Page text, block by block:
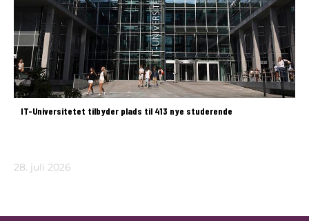
IT-Universitetet tilbyder plads til 413 nye studerende
28. juli 2026